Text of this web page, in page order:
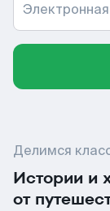
Делимся
Истории и
от